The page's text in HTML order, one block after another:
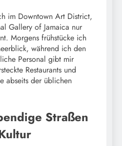
im Downtown Art District,
Gallery of Jamaica nur
Morgens frühstücke ich
während ich den
Personal gibt mir
Restaurants und
abseits der üblichen
Straßen